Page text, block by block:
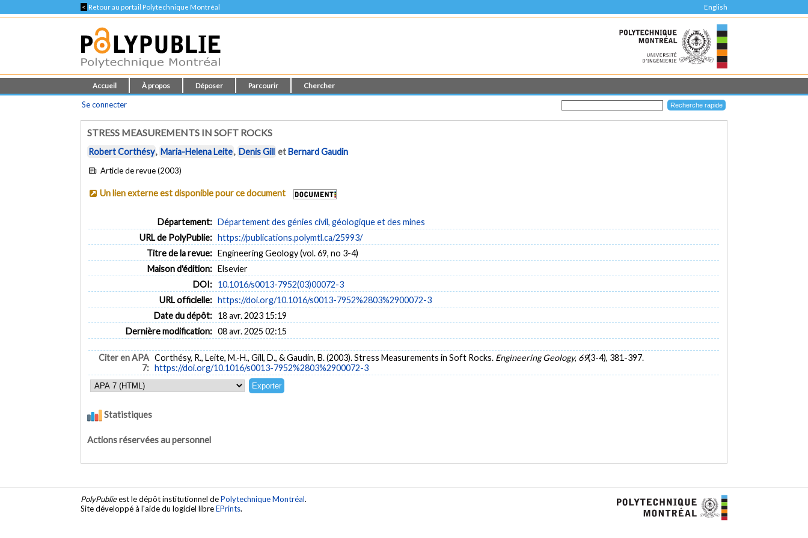
< Retour au portail Polytechnique Montréal English
Accueil À propos Déposer Parcourir Chercher
Se connecter
STRESS MEASUREMENTS IN SOFT ROCKS
Robert Corthésy, Maria-Helena Leite, Denis Gill etBernard Gaudin
Article de revue (2003)
Un lien externe est disponible pour ce document
Département: Département des génies civil, géologique et des mines
URL de PolyPublie: https://publications.polymtl.ca/25993/
Titre de la revue: Engineering Geology (vol. 69, no 3-4)
Maison d'édition: Elsevier
DOI: 10.1016/s0013-7952(03)00072-3
URL officielle: https://doi.org/10.1016/s0013-7952%2803%2900072-3
Date du dépôt: 18 avr. 2023 15:19
Dernière modification: 08 avr. 2025 02:15
Citer en APA
7:
Corthésy, R., Leite, M.-H., Gill, D., & Gaudin, B. (2003). Stress Measurements in Soft Rocks. Engineering Geology, 69(3-4), 381-397.
https://doi.org/10.1016/s0013-7952%2803%2900072-3
Statistiques
Actions réservées au personnel
PolyPublieest le dépôt institutionnel dePolytechnique Montréal.
Site développé à l'aide du logiciel libreEPrints.